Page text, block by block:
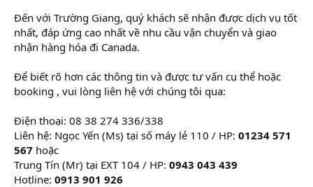
Đến với Trường Giang, quý khách sẽ nhận được dịch vụ tốt
nhất, đáp ứng cao nhất về nhu cầu vận chuyển và giao
nhận hàng hóa đi Canada.
Để biết rõ hơn các thông tin và được tư vấn cụ thể hoặc
booking , vui lòng liên hệ với chúng tôi qua:
Điện thoại: 08 38 274 336/338
Liên hệ: Ngọc Yến (Ms) tại số máy lẻ 110 / HP: 01234 571
567 hoặc
Trung Tín (Mr) tại EXT 104 / HP: 0943 043 439
Hotline: 0913 901 926